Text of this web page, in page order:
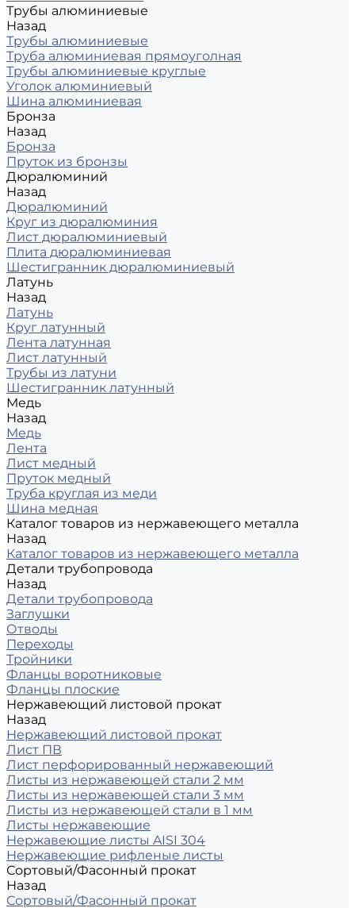
Трубы алюминиевые
Назад
Трубы алюминиевые
Труба алюминиевая прямоуголная
Трубы алюминиевые круглые
Уголок алюминиевый
Шина алюминиевая
Бронза
Назад
Бронза
Пруток из бронзы
Дюралюминий
Назад
Дюралюминий
Круг из дюралюминия
Лист дюралюминиевый
Плита дюралюминиевая
Шестигранник дюралюминиевый
Латунь
Назад
Латунь
Круг латунный
Лента латунная
Лист латунный
Трубы из латуни
Шестигранник латунный
Медь
Назад
Медь
Лента
Лист медный
Пруток медный
Труба круглая из меди
Шина медная
Каталог товаров из нержавеющего металла
Назад
Каталог товаров из нержавеющего металла
Детали трубопровода
Назад
Детали трубопровода
Заглушки
Отводы
Переходы
Тройники
Фланцы воротниковые
Фланцы плоские
Нержавеющий листовой прокат
Назад
Нержавеющий листовой прокат
Лист ПВ
Лист перфорированный нержавеющий
Листы из нержавеющей стали 2 мм
Листы из нержавеющей стали 3 мм
Листы из нержавеющей стали в 1 мм
Листы нержавеющие
Нержавеющие листы AISI 304
Нержавеющие рифленые листы
Сортовый/Фасонный прокат
Назад
Сортовый/Фасонный прокат